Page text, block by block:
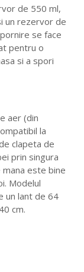
de 550 ml,
un rezervor de
se face
pentru o
si a spori
aer (din
la
clapeta de
prin singura
este bine
Modelul
un lant de 64
cm.